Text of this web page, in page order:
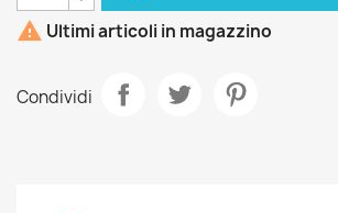
 Ultimi articoli in magazzino
Condividi